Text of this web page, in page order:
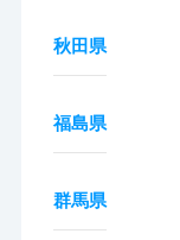
秋田県
福島県
群馬県